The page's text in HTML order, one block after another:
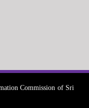
Solution by IT Unit RTIC